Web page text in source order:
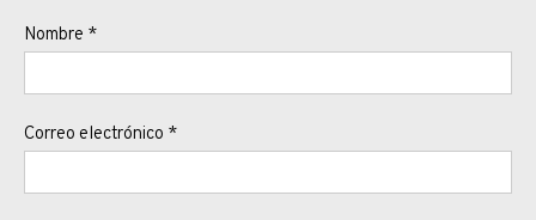
Nombre *
Correo electrónico *